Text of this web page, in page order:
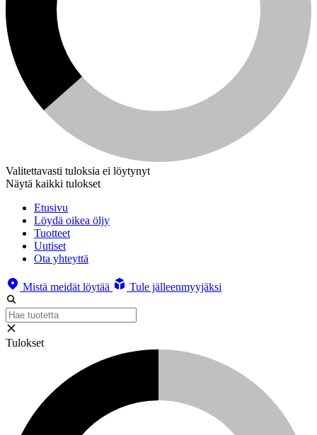
Valitettavasti tuloksia ei löytynyt
Näytä kaikki tulokset
Etusivu
Löydä oikea öljy
Tuotteet
Uutiset
Ota yhteyttä
Mistä meidät löytää Tule jälleenmyyjäksi
Tulokset